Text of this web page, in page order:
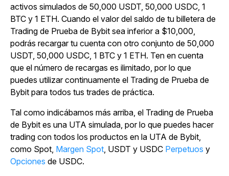
activos simulados de 50,000 USDT, 50,000 USDC, 1
BTC y 1 ETH. Cuando el valor del saldo de tu billetera de
Trading de Prueba de Bybit sea inferior a $10,000,
podrás recargar tu cuenta con otro conjunto de 50,000
USDT, 50,000 USDC, 1 BTC y 1 ETH. Ten en cuenta
que el número de recargas es ilimitado, por lo que
puedes utilizar continuamente el Trading de Prueba de
Bybit para todos tus trades de práctica.
Tal como indicábamos más arriba, el Trading de Prueba
de Bybit es una UTA simulada, por lo que puedes hacer
trading con todos los productos en la UTA de Bybit,
como Spot, Margen Spot, USDT y USDC Perpetuos y
Opciones de USDC.